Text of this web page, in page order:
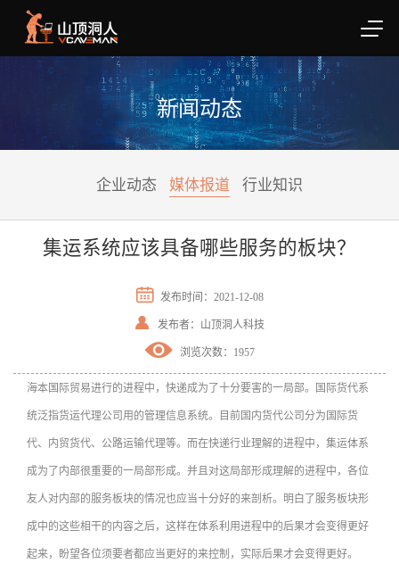
新闻动态
企业动态 媒体报道 行业知识
集运系统应该具备哪些服务的板块？
 发布时间：2021-12-08
 发布者：山顶洞人科技
 浏览次数：1957
海本国际贸易进行的进程中，快递成为了十分要害的一局部。国际货代系
统泛指货运代理公司用的管理信息系统。目前国内货代公司分为国际货
代、内贸货代、公路运输代理等。而在快递行业理解的进程中，集运体系
成为了内部很重要的一局部形成。并且对这局部形成理解的进程中，各位
友人对内部的服务板块的情况也应当十分好的来剖析。明白了服务板块形
成中的这些相干的内容之后，这样在体系利用进程中的后果才会变得更好
起来，盼望各位须要者都应当更好的来控制，实际后果才会变得更好。